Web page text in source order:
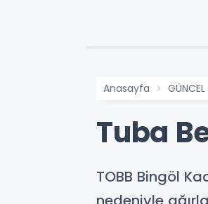
Anasayfa GÜNCEL
Tuba
TOBB Bingöl